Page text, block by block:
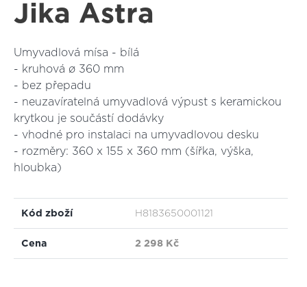
Jika Astra
Umyvadlová mísa - bílá
- kruhová ø 360 mm
- bez přepadu
- neuzavíratelná umyvadlová výpust s keramickou
krytkou je součástí dodávky
- vhodné pro instalaci na umyvadlovou desku
- rozměry: 360 x 155 x 360 mm (šířka, výška,
hloubka)
Kód zboží H8183650001121
Cena 2 298 Kč